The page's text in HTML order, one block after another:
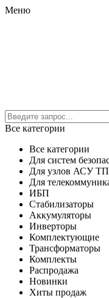
Меню
Все категории
Все категории
Для систем
Для узлов АСУ ТП
Для
ИБП
Стабилизаторы
Аккумуляторы
Инверторы
Комплектующие
Трансформаторы
Комплекты
Распродажа
Новинки
Хиты продаж